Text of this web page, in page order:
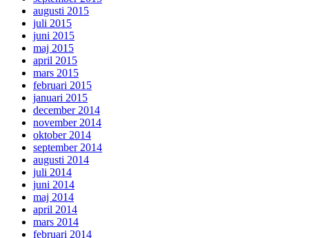
augusti 2015
juli 2015
juni 2015
maj 2015
april 2015
mars 2015
februari 2015
januari 2015
december 2014
november 2014
oktober 2014
september 2014
augusti 2014
juli 2014
juni 2014
maj 2014
april 2014
mars 2014
februari 2014